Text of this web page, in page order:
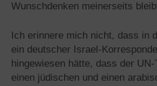
Wunschdenken meinerseits
Ich erinnere mich nicht, dass in
ein deutscher Israel-
hingewiesen hätte, dass der
einen jüdischen und einen